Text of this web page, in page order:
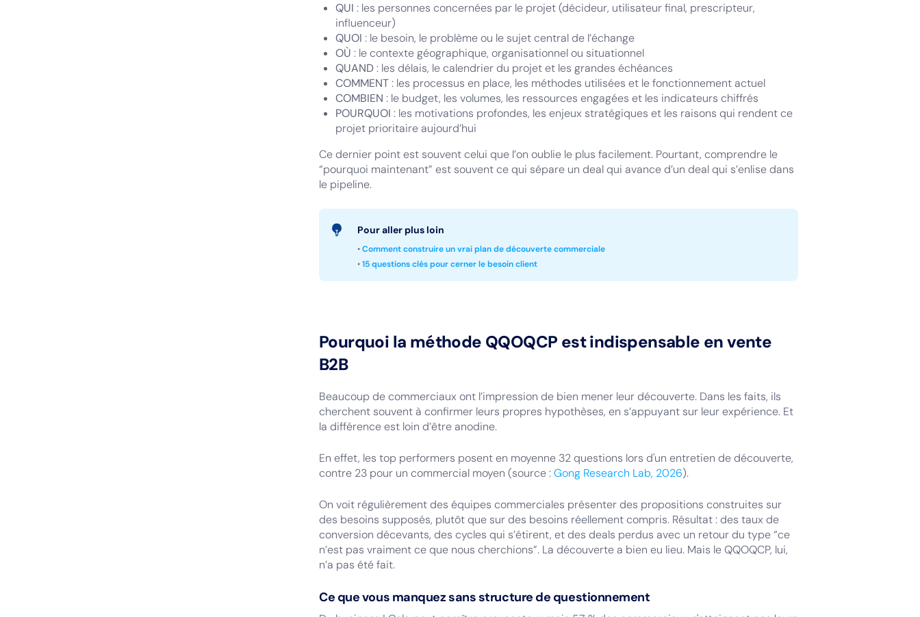
QUI : les personnes concernées par le projet (décideur, utilisateur final, prescripteur,
influenceur)
QUOI : le besoin, le problème ou le sujet central de l’échange
OÙ : le contexte géographique, organisationnel ou situationnel
QUAND: les délais, le calendrier du projet et les grandes échéances
COMMENT: les processus en place, les méthodes utilisées et le fonctionnement actuel
COMBIEN : le budget, les volumes, les ressources engagées et les indicateurs chiffrés
POURQUOI : les motivations profondes, les enjeux stratégiques et les raisons qui rendent ce
projet prioritaire aujourd’hui
Ce dernier point est souvent celui que l’on oublie le plus facilement. Pourtant, comprendre le
“pourquoi maintenant” est souvent ce qui sépare un deal qui avance d’un deal qui s’enlise dans
le pipeline.
Pour aller plus loin
•Comment construire un vrai plan de découverte commerciale
•15 questions clés pour cerner le besoin client
Pourquoi la méthode QQOQCP est indispensable en vente
B2B
Beaucoup de commerciaux ont l’impression de bien mener leur découverte. Dans les faits, ils
cherchent souvent à confirmer leurs propres hypothèses, en s’appuyant sur leur expérience. Et
la différence est loin d’être anodine.
En effet, les top performers posent en moyenne 32 questions lors d'un entretien de découverte,
contre 23 pour un commercial moyen (source :Gong Research Lab, 2026).
On voit régulièrement des équipes commerciales présenter des propositions construites sur
des besoins supposés, plutôt que sur des besoins réellement compris. Résultat : des taux de
conversion décevants, des cycles qui s’étirent, et des deals perdus avec un retour du type “ce
n’est pas vraiment ce que nous cherchions”. La découverte a bien eu lieu. Mais le QQOQCP, lui,
n’a pas été fait.
Ce que vous manquez sans structure de questionnement